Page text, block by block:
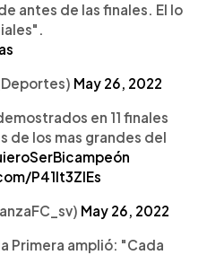
antes de las finales. El lo
May 26, 2022
en 11 finales
de los mas grandes del
P41lt3ZlEs
May 26, 2022
Primera amplió: "Cada